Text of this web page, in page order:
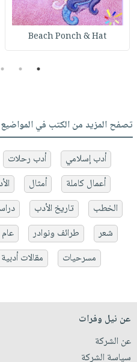
Beach Ponch & Hat
1
2
3
تصفح المزيد من الكتب في المواضيع
أدب إسلامي أدب رحلات
أعمال كاملة
أمثال
الخطب
تاريخ الأدب
شعر
طرائف ونوادر عام
مسرحيات
مقالات أدبية
عن نيل وفرات
عن الشركة
سياسة الشركة